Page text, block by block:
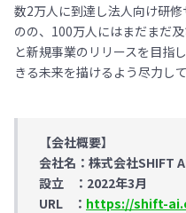
数2万人に到達し法人向け研
のの、100万人にはまだまだ
と新規事業のリリースを目指
きる未来を描けるよう尽力して
【会社概要】
会社名：株式会社SHIFT
設立 ：2022年3月
URL ： https://shift-